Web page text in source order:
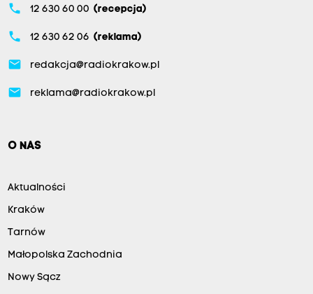
phone 12 630 60 00 (recepcja)
phone 12 630 62 06 (reklama)
email redakcja@radiokrakow.pl
email reklama@radiokrakow.pl
O NAS
Aktualności
Kraków
Tarnów
Małopolska Zachodnia
Nowy Sącz